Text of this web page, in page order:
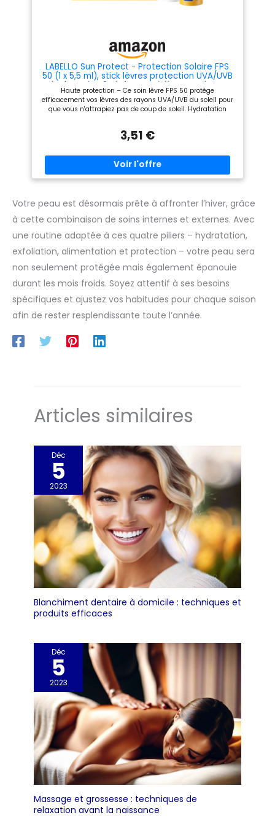
crème visage SPF 30 à base
LABELLO Sun Protect - Protection Solaire FPS
50 (1 x 5,5 ml), stick lèvres protection UVA/UVB
& hydratation 24 h, baume à lèvres au beurre
de karité et huiles naturelles enrichies en
vitamines C & E
Haute protection – Ce soin lèvre FPS 50 protège
efficacement vos lèvres des rayons UVA/UVB du soleil pour
que vous n'attrapiez pas de coup de soleil. Hydratation
intense – Grâce à ce stick hydratant, finies les lèvres
les laisse douces comme la soie. Résiste à l'eau – Avec ce
avant de vous baigner. Il est toutefois conseillé d'en
appliquer fréquemment. Huiles naturelles – Ce baume
hydratant contient du beurre de karité et de l'huile de jojoba
bio qui procurent une hydratation optimale à vos lèvres.
stick solaire protection UVA/UVB, baume à lèvres
hydratation 24 h résistant à l'eau, 1 x 5,5 ml, numéro
d'article : 85040.
3,51 €
Votre peau est désormais prête à affronter l’hiver, grâce
à cette combinaison de soins internes et externes. Avec
une routine adaptée à ces quatre piliers – hydratation,
exfoliation, alimentation et protection – votre peau sera
non seulement protégée mais également épanouie
durant les mois froids. Soyez attentif à ses besoins
spécifiques et ajustez vos habitudes pour chaque saison
afin de rester resplendissante toute l’année.
Articles similaires
Déc
5
2023
Blanchiment dentaire à domicile : techniques et
produits efficaces
Déc
5
2023
Massage et grossesse : techniques de
relaxation avant la naissance